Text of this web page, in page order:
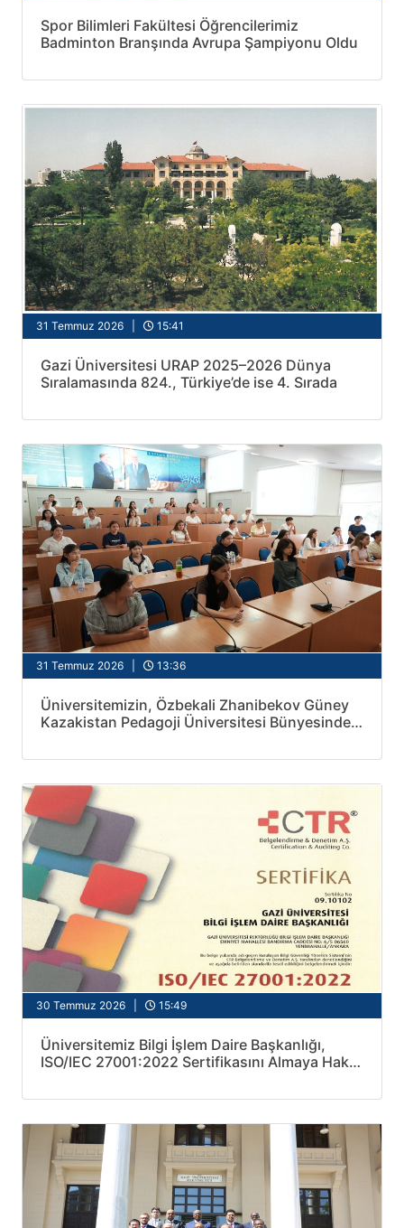
Spor Bilimleri Fakültesi Öğrencilerimiz
Badminton Branşında Avrupa Şampiyonu Oldu
31 Temmuz 2026 | 15:41
Gazi Üniversitesi URAP 2025–2026 Dünya
Sıralamasında 824., Türkiye’de ise 4. Sırada
31 Temmuz 2026 | 13:36
Üniversitemizin, Özbekali Zhanibekov Güney
Kazakistan Pedagoji Üniversitesi Bünyesinde
Sınavı Uygulandı
30 Temmuz 2026 | 15:49
Üniversitemiz Bilgi İşlem Daire Başkanlığı,
ISO/IEC 27001:2022 Sertifikasını Almaya Hak